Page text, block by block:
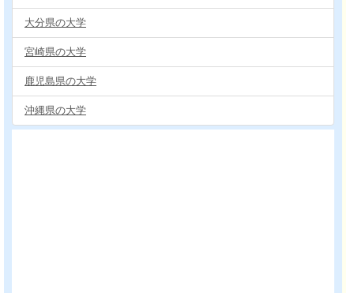
大分県の大学
宮崎県の大学
鹿児島県の大学
沖縄県の大学